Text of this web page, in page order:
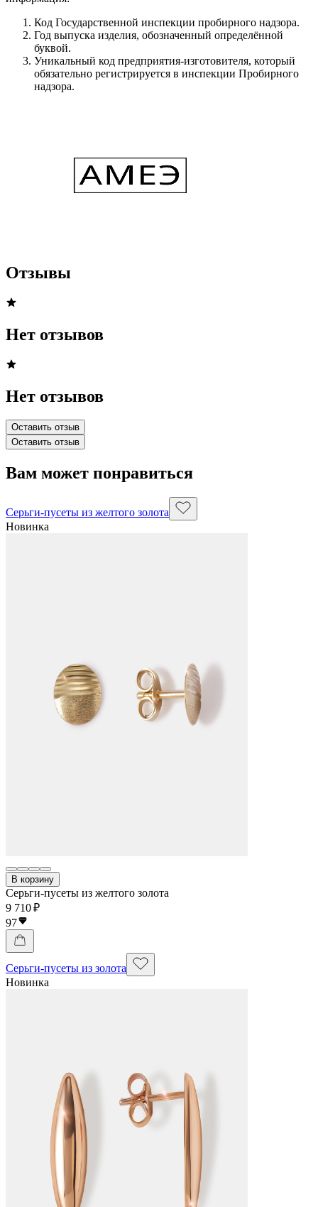
Код Государственной инспекции пробирного надзора.
Год выпуска изделия, обозначенный определённой
буквой.
Уникальный код предприятия-изготовителя, который
обязательно регистрируется в инспекции Пробирного
надзора.
Отзывы
Нет отзывов
Нет отзывов
Оставить отзыв
Оставить отзыв
Вам может понравиться
Серьги-пусеты из желтого золота
Новинка
В корзину
Серьги-пусеты из желтого золота
9 710 ₽
97
Серьги-пусеты из золота
Новинка